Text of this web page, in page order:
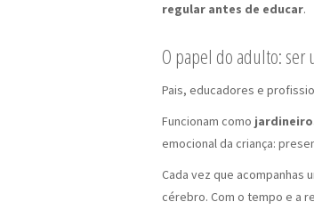
regular antes de educar.
O papel do adulto:
Pais, educadores e
Funcionam como
emocional da criança:
Cada vez que acompanhas
cérebro. Com o tempo e a